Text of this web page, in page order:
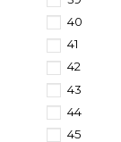
40
41
42
43
44
45